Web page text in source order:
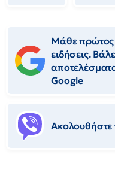
Μάθε πρώτος
ειδήσεις.
Google